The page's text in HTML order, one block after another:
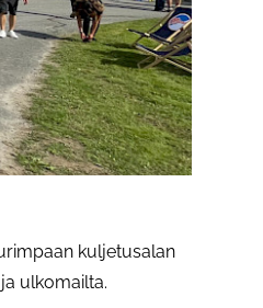
kuljetusalan
ulkomailta.